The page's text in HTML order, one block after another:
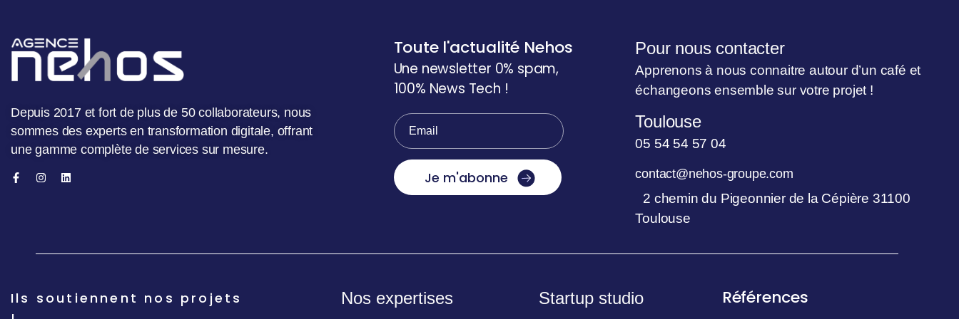
Depuis 2017 et fort de plus de 50 collaborateurs, nous
sommes des experts en transformation digitale, offrant
une gamme complète de services sur mesure.
Toute l'actualité Nehos
Une newsletter 0% spam,
100% News Tech !
Je m'abonne
Pour nous contacter
Apprenons à nous connaitre autour d’un café et
échangeons ensemble sur votre projet !
Toulouse
05 54 54 57 04
contact@nehos-groupe.com
2 chemin du Pigeonnier de la Cépière 31100
Toulouse
Ils soutiennent nos projets
Nos expertises Startup studio Références